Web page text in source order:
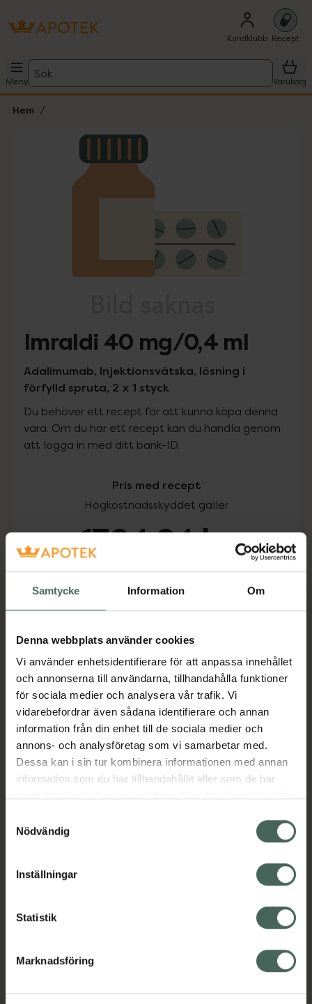
Samtycke Information Om
Denna webbplats använder cookies
Vi använder enhetsidentifierare för att anpassa innehållet
och annonserna till användarna, tillhandahålla funktioner
för sociala medier och analysera vår trafik. Vi
vidarebefordrar även sådana identifierare och annan
information från din enhet till de sociala medier och
annons- och analysföretag som vi samarbetar med.
Dessa kan i sin tur kombinera informationen med annan
information som du har tillhandahållit eller som de har
återkalla ditt samtycke via webbplatsens
cookieinställningar. Ett återkallat samtycke påverkar inte
lagligheten av behandling som skett innan återkallelsen.
Nödvändig
Inställningar
Statistik
Marknadsföring
Kundklubb Recept
Meny
Sök
Varukorg
Hem
Lista: . Innehåller 1 objekt.
Imraldi 40 mg/0,4 ml
Adalimumab, Injektionsvätska, lösning i
förfylld spruta, 2 x 1 styck
Du behöver ett recept för att kunna köpa denna
vara. Om du har ett recept kan du handla genom
att logga in med ditt bank-ID.
Pris med recept
Högkostnadsskyddet gäller
1704,24 kr
I apotek:1704,24 kr
Aktuella erbjudanden
Beskrivning
08809593172116
Kronans Apotek finns här för dig. Du hittar oss från Skåne i
datorn. Oavsett vem du är så är det vårt uppdrag att
med oss.
Kundservice